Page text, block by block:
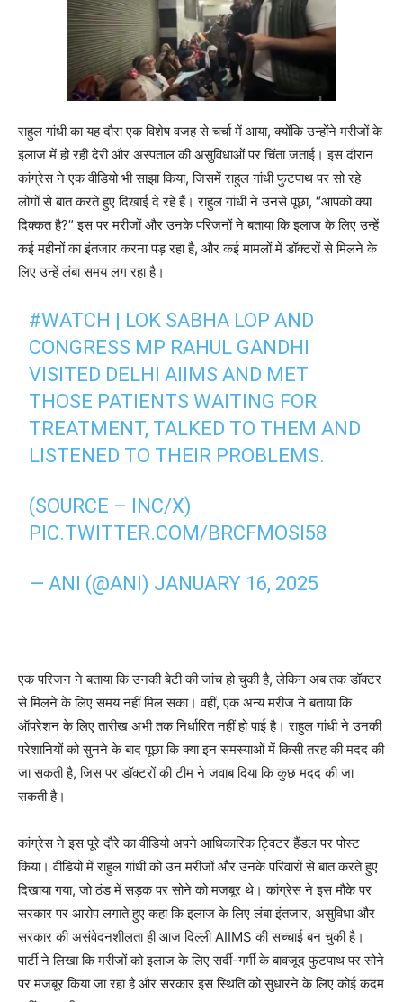
राहुल गांधी का यह दौरा एक विशेष वजह से चर्चा में आया, क्योंकि उन्होंने मरीजों के
इलाज में हो रही देरी और अस्पताल की असुविधाओं पर चिंता जताई। इस दौरान
कांग्रेस ने एक वीडियो भी साझा किया, जिसमें राहुल गांधी फुटपाथ पर सो रहे
लोगों से बात करते हुए दिखाई दे रहे हैं। राहुल गांधी ने उनसे पूछा, “आपको क्या
दिक्कत है?” इस पर मरीजों और उनके परिजनों ने बताया कि इलाज के लिए उन्हें
कई महीनों का इंतजार करना पड़ रहा है, और कई मामलों में डॉक्टरों से मिलने के
लिए उन्हें लंबा समय लग रहा है।
#WATCH | LOK SABHA LOP AND
CONGRESS MP RAHUL GANDHI
VISITED DELHI AIIMS AND MET
THOSE PATIENTS WAITING FOR
TREATMENT, TALKED TO THEM AND
LISTENED TO THEIR PROBLEMS.
(SOURCE – INC/X)
PIC.TWITTER.COM/BRCFMOSI58
— ANI (@ANI) JANUARY 16, 2025
एक परिजन ने बताया कि उनकी बेटी की जांच हो चुकी है, लेकिन अब तक डॉक्टर
से मिलने के लिए समय नहीं मिल सका। वहीं, एक अन्य मरीज ने बताया कि
ऑपरेशन के लिए तारीख अभी तक निर्धारित नहीं हो पाई है। राहुल गांधी ने उनकी
परेशानियों को सुनने के बाद पूछा कि क्या इन समस्याओं में किसी तरह की मदद की
जा सकती है, जिस पर डॉक्टरों की टीम ने जवाब दिया कि कुछ मदद की जा
सकती है।
कांग्रेस ने इस पूरे दौरे का वीडियो अपने आधिकारिक ट्विटर हैंडल पर पोस्ट
किया। वीडियो में राहुल गांधी को उन मरीजों और उनके परिवारों से बात करते हुए
दिखाया गया, जो ठंड में सड़क पर सोने को मजबूर थे। कांग्रेस ने इस मौके पर
सरकार पर आरोप लगाते हुए कहा कि इलाज के लिए लंबा इंतजार, असुविधा और
सरकार की असंवेदनशीलता ही आज दिल्ली AIIMS की सच्चाई बन चुकी है।
पार्टी ने लिखा कि मरीजों को इलाज के लिए सर्दी-गर्मी के बावजूद फुटपाथ पर सोने
पर मजबूर किया जा रहा है और सरकार इस स्थिति को सुधारने के लिए कोई कदम